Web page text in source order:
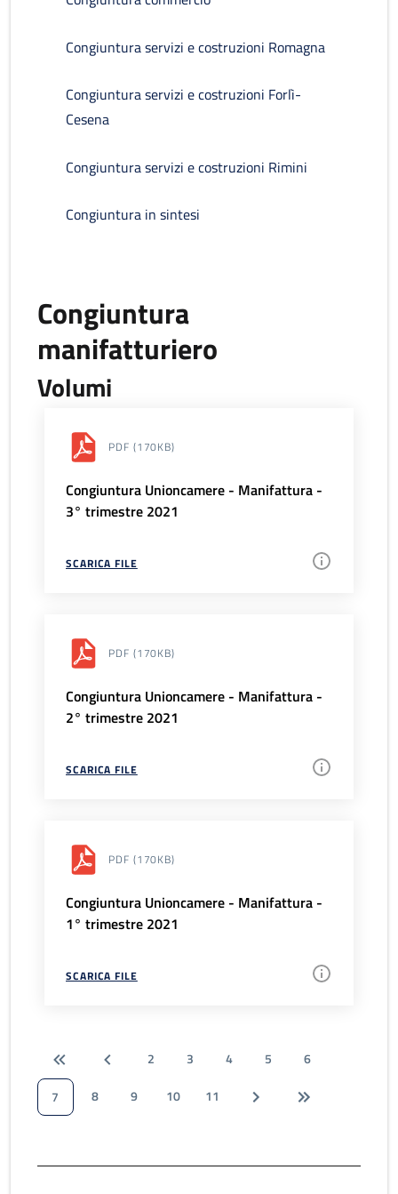
Congiuntura servizi e costruzioni Romagna
Congiuntura servizi e costruzioni Forlì-
Cesena
Congiuntura servizi e costruzioni Rimini
Congiuntura in sintesi
Congiuntura
manifatturiero
Volumi
PDF (170KB)
Congiuntura Unioncamere - Manifattura -
3° trimestre 2021
SCARICA FILE
PDF (170KB)
Congiuntura Unioncamere - Manifattura -
2° trimestre 2021
SCARICA FILE
PDF (170KB)
Congiuntura Unioncamere - Manifattura -
1° trimestre 2021
SCARICA FILE
2 3 4 5
6
7
8 9 10 11